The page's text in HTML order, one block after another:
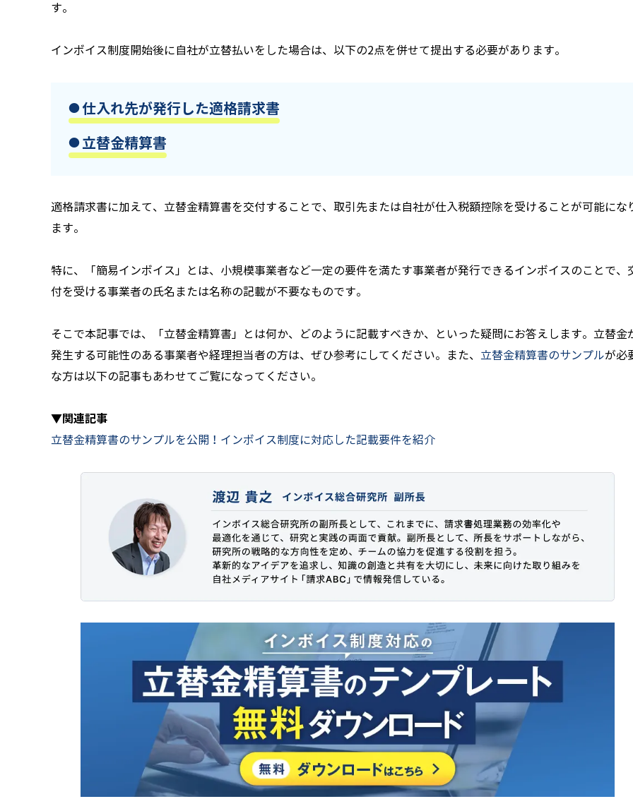
す。
インボイス制度開始後に自社が立替払いをした場合は、以下の2点を併せて提出する必要があります。
仕入れ先が発行した適格請求書
立替金精算書
適格請求書に加えて、立替金精算書を交付することで、取引先または自社が仕入税額控除を受けることが可能にな
ます。
特に、「簡易インボイス」とは、小規模事業者など一定の要件を満たす事業者が発行できるインボイスのことで、
付を受ける事業者の氏名または名称の記載が不要なものです。
そこで本記事では、「立替金精算書」とは何か、どのように記載すべきか、といった疑問にお答えします。立替金
発生する可能性のある事業者や経理担当者の方は、ぜひ参考にしてください。
また、 立替金精算書のサンプルが必
な方は以下の記事もあわせてご覧になってください。
▼関連記事
立替金精算書のサンプルを公開！インボイス制度に対応した記載要件を紹介